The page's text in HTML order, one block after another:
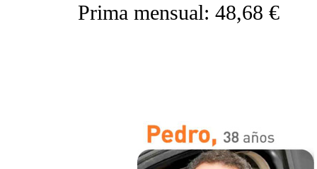
Prima mensual: 48,68 €